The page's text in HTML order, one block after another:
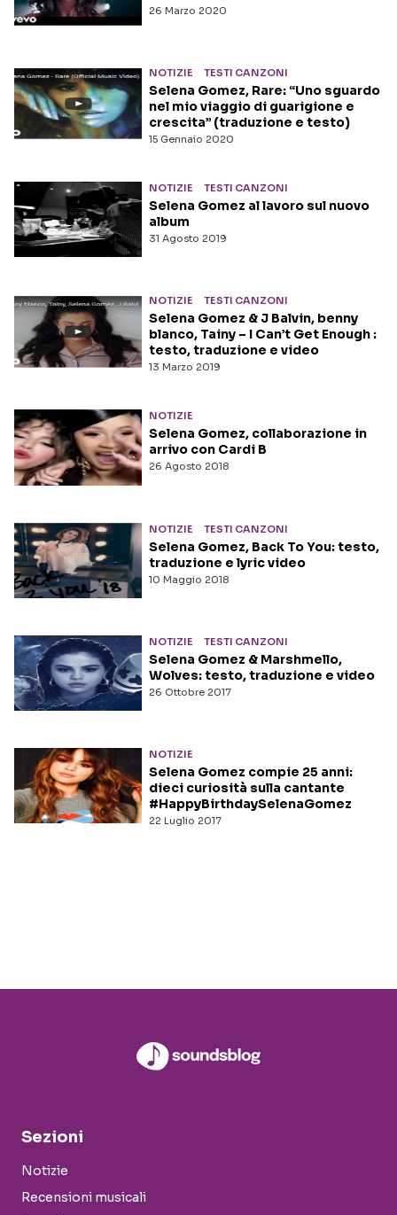
26 Marzo 2020
NOTIZIE TESTI CANZONI
15 Gennaio 2020
Selena Gomez, Rare: “Uno sguardo
nel mio viaggio di guarigione e
crescita” (traduzione e testo)
NOTIZIE TESTI CANZONI
31 Agosto 2019
Selena Gomez al lavoro sul nuovo
album
NOTIZIE TESTI CANZONI
13 Marzo 2019
Selena Gomez & J Balvin, benny
blanco, Tainy – I Can’t Get Enough ‌:
testo, traduzione e video
NOTIZIE
26 Agosto 2018
Selena Gomez, collaborazione in
arrivo con Cardi B
NOTIZIE TESTI CANZONI
10 Maggio 2018
Selena Gomez, Back To You: testo,
traduzione e lyric video
NOTIZIE TESTI CANZONI
26 Ottobre 2017
Selena Gomez & Marshmello,
Wolves: testo, traduzione e video
NOTIZIE
22 Luglio 2017
Selena Gomez compie 25 anni:
dieci curiosità sulla cantante
#HappyBirthdaySelenaGomez
Sezioni
Notizie
Recensioni musicali